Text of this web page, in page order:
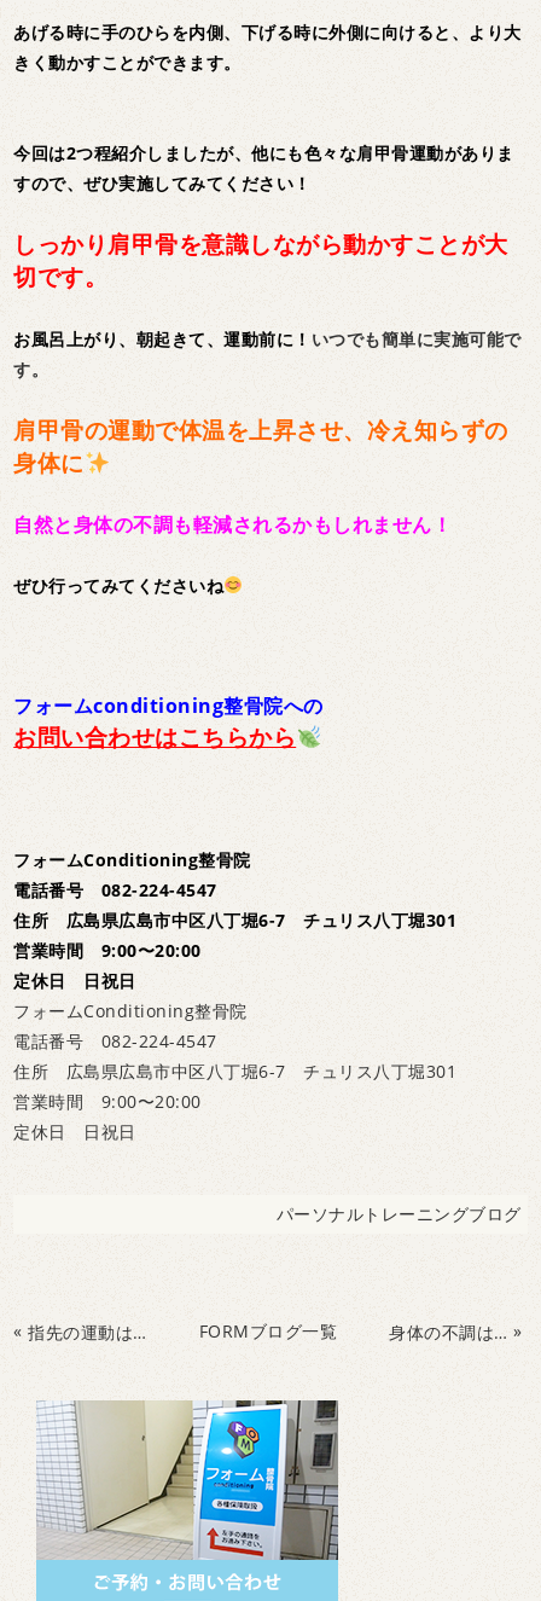
あげる時に手のひらを内側、下げる時に外側に向けると、より大
きく動かすことができます。
今回は2つ程紹介しましたが、他にも色々な肩甲骨運動がありま
すので、ぜひ実施してみてください！
しっかり肩甲骨を意識しながら動かすことが大
切です。
お風呂上がり、朝起きて、運動前に！ いつでも簡単に実施可能で
す。
肩甲骨の運動で体温を上昇させ、冷え知らずの
身体に
自然と身体の不調も軽減されるかもしれません！
ぜひ行ってみてくださいね
フォームconditioning整骨院への
お問い合わせはこちらから
フォームConditioning整骨院
電話番号 082-224-4547
住所 広島県広島市中区八丁堀6-7 チュリス八丁堀301
営業時間 9:00〜20:00
定休日 日祝日
フォームConditioning整骨院
電話番号 082-224-4547
住所 広島県広島市中区八丁堀6-7 チュリス八丁堀301
営業時間 9:00〜20:00
定休日 日祝日
パーソナルトレーニングブログ
« 指先の運動は脳の機能を活性化させ認知症予防に!?こどもの頃から指先の運動を！ FORMブログ一覧 身体の不調は股関節の硬さが原因かも!? »